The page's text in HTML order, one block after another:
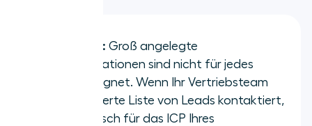
Profi-Tipp: Groß angelegte
Anrufoperationen sind nicht für jedes
Team geeignet. Wenn Ihr Vertriebsteam
eine kuratierte Liste von Leads kontaktiert,
die spezifisch für das ICP Ihres